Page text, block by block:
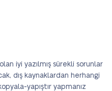
iyi yazılmış sürekli sorunlar
dış kaynaklardan herhangi
yapıştır yapmanız